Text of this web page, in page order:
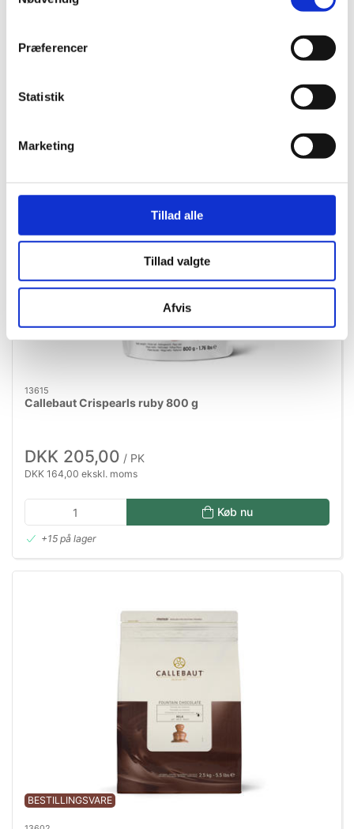
Præferencer
Statistik
Marketing
Tillad alle
Tillad valgte
Afvis
0,2 på lager
13615
Callebaut Crispearls ruby 800 g
DKK 205,00 / PK
DKK 164,00 ekskl. moms
Køb nu
+15 på lager
BESTILLINGSVARE